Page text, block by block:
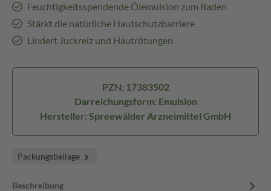
Feuchtigkeitsspendende Ölemulsion zum Baden
Stärkt die natürliche Hautschutzbarriere
Lindert Juckreiz und Hautrötungen
PZN: 17383502
Darreichungsform: Emulsion
Hersteller: Spreewälder Arzneimittel GmbH
Packungsbeilage
Beschreibung